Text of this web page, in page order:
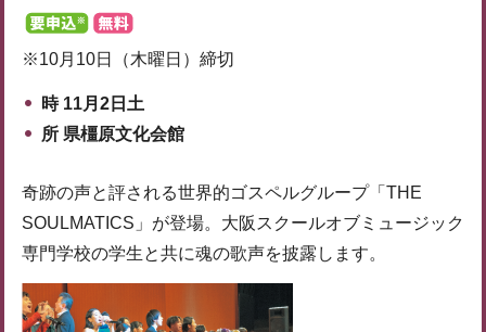
※10月10日（木曜日）締切
時 11月2日土
所 県橿原文化会館
奇跡の声と評される世界的ゴスペルグループ「THE
SOULMATICS」が登場。大阪スクールオブミュージック
専門学校の学生と共に魂の歌声を披露します。